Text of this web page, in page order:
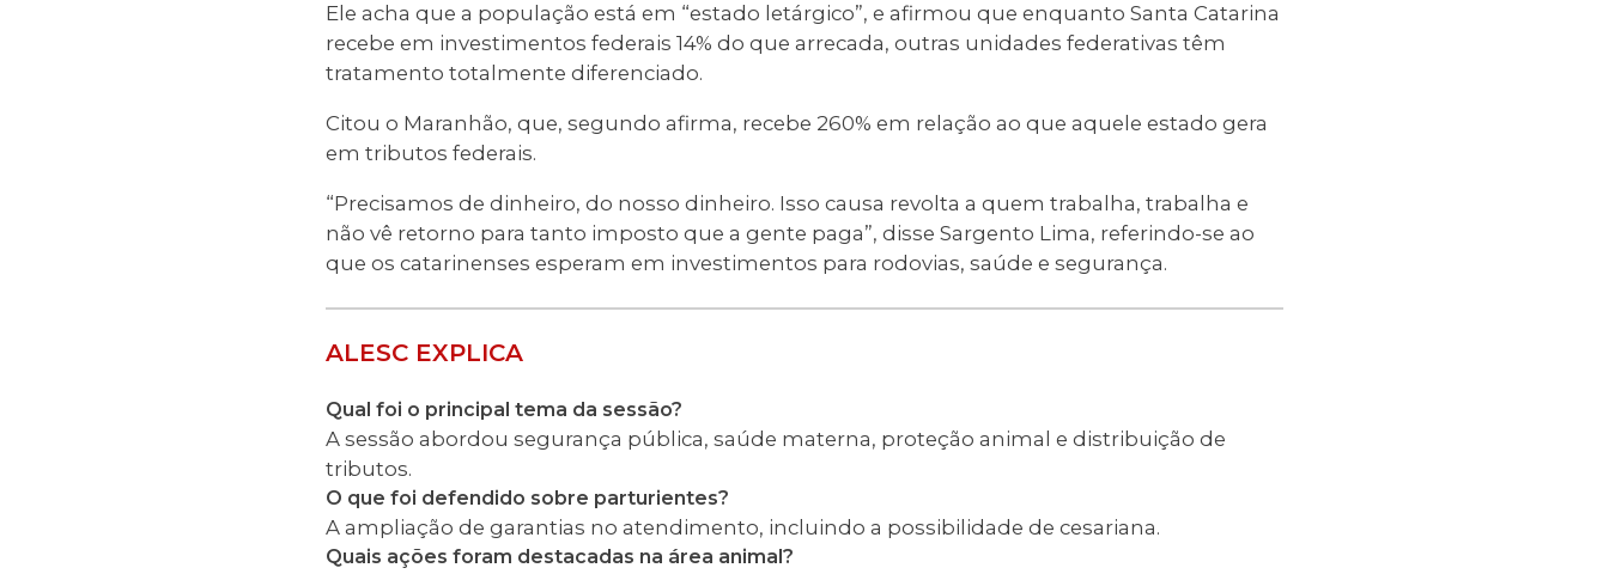
Ele acha que a população está em “estado letárgico”, e afirmou que enquanto Santa Catarina
recebe em investimentos federais 14% do que arrecada, outras unidades federativas têm
tratamento totalmente diferenciado.
Citou o Maranhão, que, segundo afirma, recebe 260% em relação ao que aquele estado gera
em tributos federais.
“Precisamos de dinheiro, do nosso dinheiro. Isso causa revolta a quem trabalha, trabalha e
não vê retorno para tanto imposto que a gente paga”, disse Sargento Lima, referindo-se ao
que os catarinenses esperam em investimentos para rodovias, saúde e segurança.
ALESC EXPLICA
Qual foi o principal tema da sessão?
A sessão abordou segurança pública, saúde materna, proteção animal e distribuição de
tributos.
O que foi defendido sobre parturientes?
A ampliação de garantias no atendimento, incluindo a possibilidade de cesariana.
Quais ações foram destacadas na área animal?